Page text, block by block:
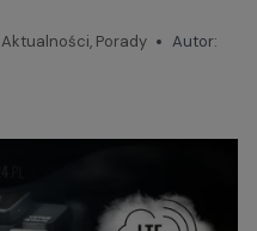
Aktualności, Porady
Autor: